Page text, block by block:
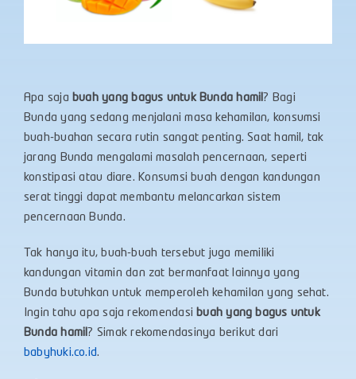
Apa sajabuah yang bagus untuk Bunda hamil ? Bagi
Bunda yang sedang menjalani masa kehamilan, konsumsi
buah-buahan secara rutin sangat penting. Saat hamil, tak
jarang Bunda mengalami masalah pencernaan, seperti
konstipasi atau diare. Konsumsi buah dengan kandungan
serat tinggi dapat membantu melancarkan sistem
pencernaan Bunda.
Tak hanya itu, buah-buah tersebut juga memiliki
kandungan vitamin dan zat bermanfaat lainnya yang
Bunda butuhkan untuk memperoleh kehamilan yang sehat.
Ingin tahu apa saja rekomendasibuah yang bagus untuk
Bunda hamil ? Simak rekomendasinya berikut dari
babyhuki.co.id.